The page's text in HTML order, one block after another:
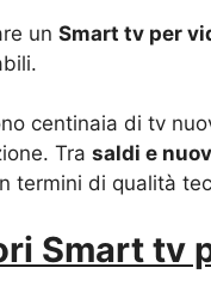
un Smart tv per
centinaia di tv
Tra saldi e
termini di qualità
Smart tv